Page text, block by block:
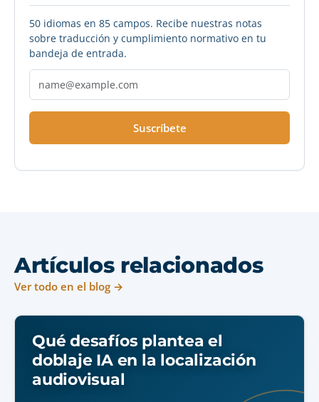
50 idiomas en 85 campos. Recibe nuestras notas
sobre traducción y cumplimiento normativo en tu
bandeja de entrada.
Suscríbete
Artículos relacionados
Ver todo en el blog →
Qué desafíos plantea el
doblaje IA en la localización
audiovisual